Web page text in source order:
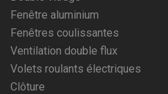
Fenêtre aluminium
Fenêtres coulissantes
Ventilation double flux
Volets roulants électriques
Clôture